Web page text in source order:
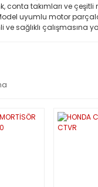
conta takımları ve çeşitli
uyumlu motor
sağlıklı çalışmasına